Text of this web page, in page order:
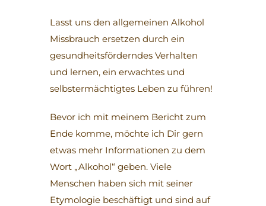
Lasst uns den allgemeinen Alkohol
Missbrauch ersetzen durch ein
gesundheitsförderndes Verhalten
und lernen, ein erwachtes und
selbstermächtigtes Leben zu führen!
Bevor ich mit meinem Bericht zum
Ende komme, möchte ich Dir gern
etwas mehr Informationen zu dem
Wort „Alkohol“ geben. Viele
Menschen haben sich mit seiner
Etymologie beschäftigt und sind auf